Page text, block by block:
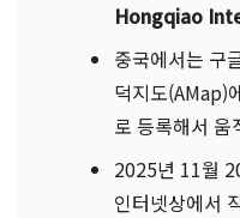
Hongqiao
중국에서는 구
덕지도(AMap)
로 등록해서 움
2025년 11월
인터넷상에서